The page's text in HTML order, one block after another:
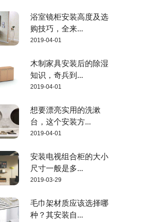
浴室镜柜安装高度及选
购技巧，全来...
2019-04-01
木制家具安装后的除湿
知识，奇兵到...
2019-04-01
想要漂亮实用的洗漱
台，这个安装方...
2019-04-01
安装电视组合柜的大小
尺寸一般是多...
2019-03-29
毛巾架材质应该选择哪
种？其安装自...